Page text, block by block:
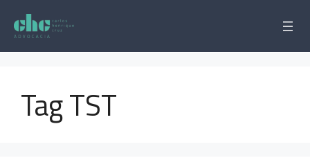
para
conteúdo
Tag TST